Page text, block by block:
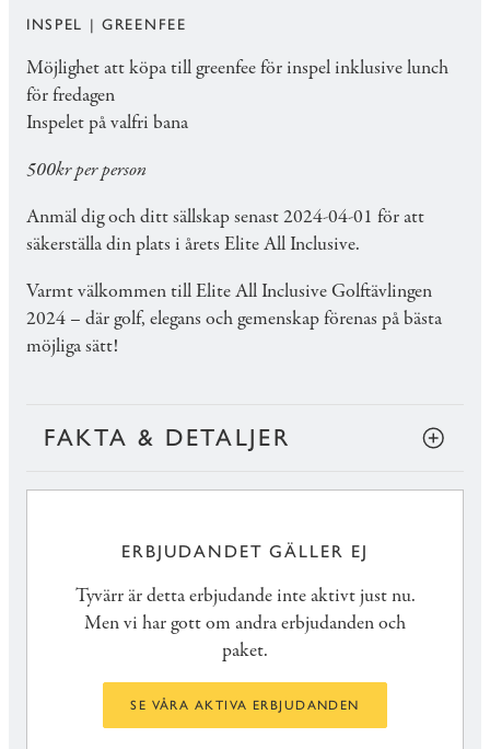
INSPEL | GREENFEE
Möjlighet att köpa till greenfee för inspel inklusive lunch
för fredagen
Inspelet på valfri bana
500kr per person
Anmäl dig och ditt sällskap senast 2024-04-01 för att
säkerställa din plats i årets Elite All Inclusive.
Varmt välkommen till Elite All Inclusive Golftävlingen
2024 – där golf, elegans och gemenskap förenas på bästa
möjliga sätt!
FAKTA & DETALJER
ERBJUDANDET GÄLLER EJ
Tyvärr är detta erbjudande inte aktivt just nu.
Men vi har gott om andra erbjudanden och
paket.
SE VÅRA AKTIVA ERBJUDANDEN